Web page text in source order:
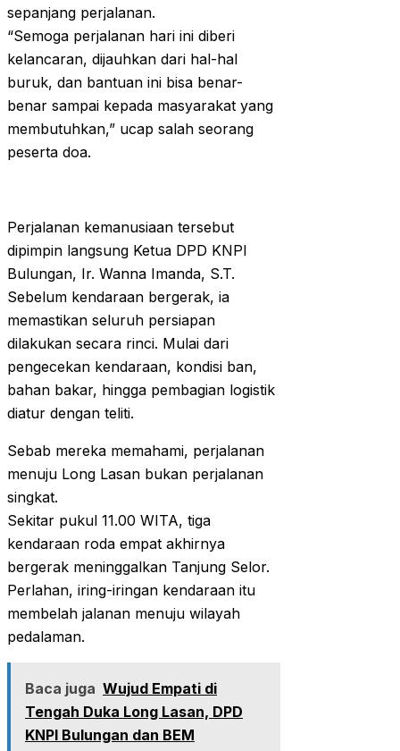
sepanjang perjalanan.
“Semoga perjalanan hari ini diberi
kelancaran, dijauhkan dari hal-hal
buruk, dan bantuan ini bisa benar-
benar sampai kepada masyarakat yang
membutuhkan,” ucap salah seorang
peserta doa.
Perjalanan kemanusiaan tersebut
dipimpin langsung Ketua DPD KNPI
Bulungan, Ir. Wanna Imanda, S.T.
Sebelum kendaraan bergerak, ia
memastikan seluruh persiapan
dilakukan secara rinci. Mulai dari
pengecekan kendaraan, kondisi ban,
bahan bakar, hingga pembagian logistik
diatur dengan teliti.
Sebab mereka memahami, perjalanan
menuju Long Lasan bukan perjalanan
singkat.
Sekitar pukul 11.00 WITA, tiga
kendaraan roda empat akhirnya
bergerak meninggalkan Tanjung Selor.
Perlahan, iring-iringan kendaraan itu
membelah jalanan menuju wilayah
pedalaman.
Baca juga Wujud Empati di
Tengah Duka Long Lasan, DPD
KNPI Bulungan dan BEM